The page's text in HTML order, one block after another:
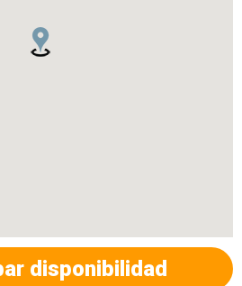
disponibilidad